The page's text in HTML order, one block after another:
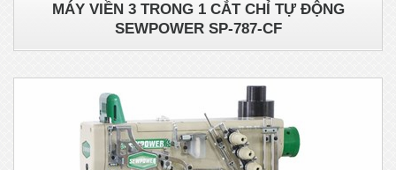
MÁY VIỀN 3 TRONG 1 CẮT CHỈ TỰ ĐỘNG
SEWPOWER SP-787-CF